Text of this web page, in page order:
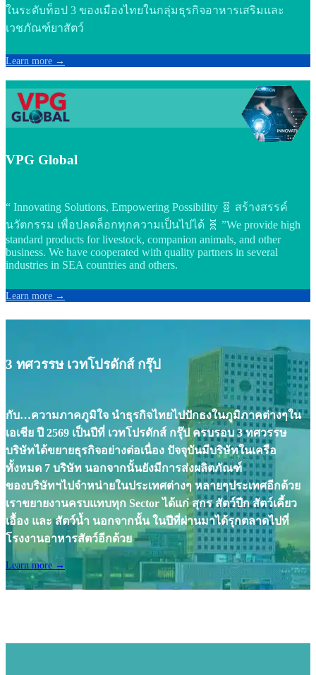
ในระดับท็อป 3 ของเมืองไทยในกลุ่มธุรกิจอาหารเสริมและ
เวชภัณฑ์ยาสัตว์
Learn more →
VPG Global
“ Innovating Solutions, Empowering Possibility 🧬 สร้างสรรค์
นวัตกรรม เพื่อปลดล็อกทุกความเป็นไปได้ 🧬 ”We provide high
standard products for livestock, companion animals, and other
business. We have cooperated with quality partners in several
industries in SEA countries and others.
Learn more →
3 ทศวรรษ เวทโปรดักส์ กรุ๊ป
กับ…ความภาคภูมิใจ นำธุรกิจไทยไปปักธงในภูมิภาคต่างๆใน
เอเชีย ปี 2569 เป็นปีที่ เวทโปรดักส์ กรุ๊ป ครบรอบ 3 ทศวรรษ
บริษัทได้ขยายธุรกิจอย่างต่อเนื่อง ปัจจุบันมีบริษัทในเครือ
ทั้งหมด 7 บริษัท นอกจากนั้นยังมีการส่งผลิตภัณฑ์
ของบริษัทฯไปจำหน่ายในประเทศต่างๆ หลายๆประเทศอีกด้วย
เราขยายงานครบแทบทุก Sector ได้แก่ สุกร สัตว์ปีก สัตว์เคี้ยว
เอื้อง และ สัตว์น้ำ นอกจากนั้น ในปีที่ผ่านมาได้รุกตลาดไปที่
โรงงานอาหารสัตว์อีกด้วย
Learn more →